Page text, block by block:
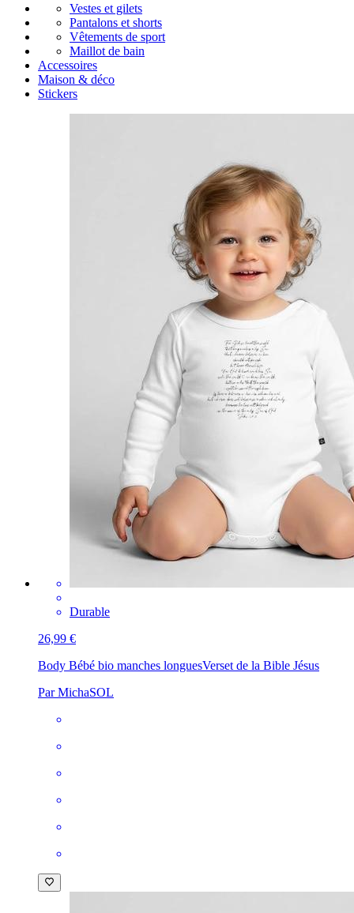
Vestes et gilets
Pantalons et shorts
Vêtements de sport
Maillot de bain
Accessoires
Maison & déco
Stickers
Durable
26,99 €
Body Bébé bio manches longuesVerset de la Bible Jésus
Par MichaSOL